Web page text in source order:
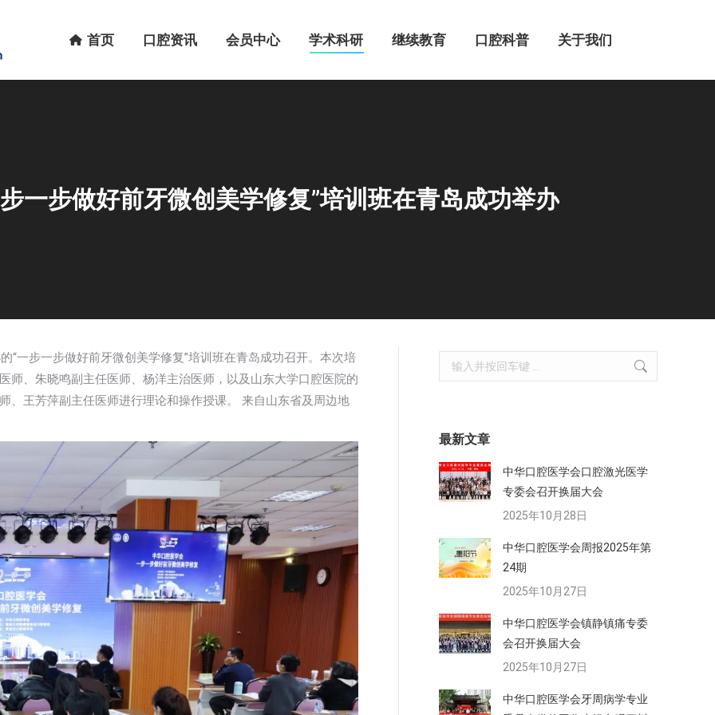
首页 口腔资讯 会员中心 学术科研 继续教育 口腔科普 关于我们
一步做好前牙微创美学修复”培训班在青岛成功举办
“一步一步做好前牙微创美学修复”培训班在青岛成功召开。本次培
师、朱晓鸣副主任医师、杨洋主治医师，以及山东大学口腔医院的
、王芳萍副主任医师进行理论和操作授课。 来自山东省及周边地
Search:
最新文章
中华口腔医学会口腔激光医学
专委会召开换届大会
2025年10月28日
中华口腔医学会周报2025年第
24期
2025年10月27日
中华口腔医学会镇静镇痛专委
会召开换届大会
2025年10月27日
中华口腔医学会牙周病学专业